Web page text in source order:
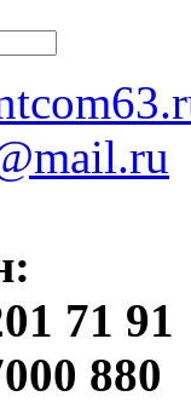
71 91
880